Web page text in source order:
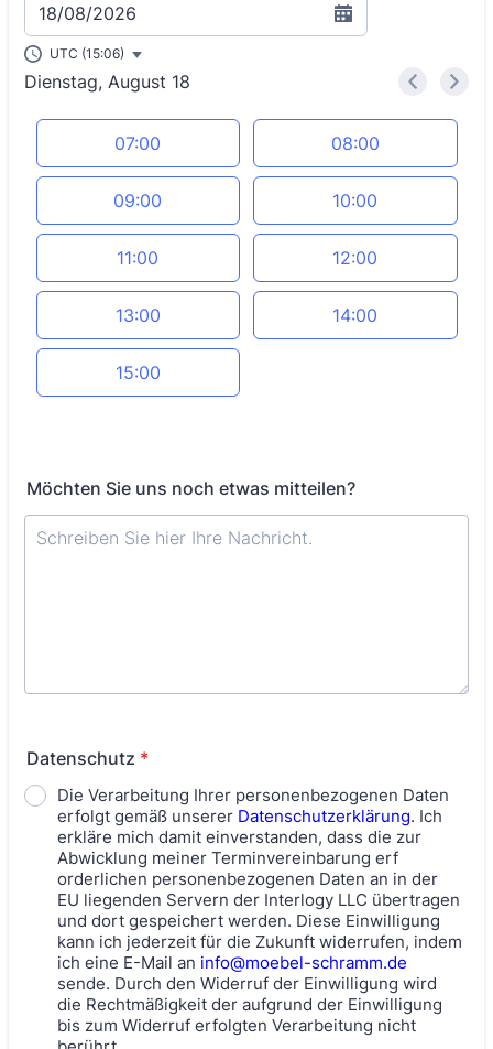
18/08/2026
Dienstag, August 18 < >
Appointment time
07:00 08:00
09:00 10:00
11:00 12:00
13:00 14:00
15:00
UTC (15:06)
Möchten Sie uns noch etwas mitteilen?
Datenschutz *
Die Verarbeitung Ihrer personenbezogenen Daten
erfolgt gemäß unserer Datenschutzerklärung. Ich
erkläre mich damit einverstanden, dass die zur
Abwicklung meiner Terminvereinbarung erf
orderlichen personenbezogenen Daten an in der
EU liegenden Servern der Interlogy LLC übertragen
und dort gespeichert werden. Diese Einwilligung
kann ich jederzeit für die Zukunft widerrufen, indem
ich eine E-Mail an info@moebel-schramm.de
sende. Durch den Widerruf der Einwilligung wird
die Rechtmäßigkeit der aufgrund der Einwilligung
bis zum Widerruf erfolgten Verarbeitung nicht